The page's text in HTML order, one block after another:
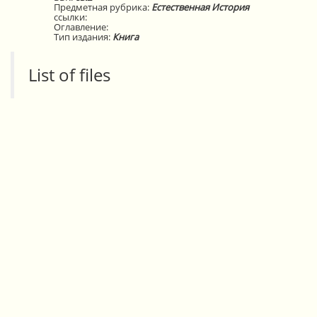
Предметная рубрика: Естественная История
ссылки:
Оглавление:
Тип издания: Книга
List of files